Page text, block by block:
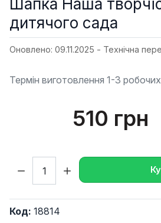
Шапка Наша
дитячого сада
Оновлено: 09.11.2025 - Технічна
Термін виготовлення 1-3
510 грн
Код: 18814